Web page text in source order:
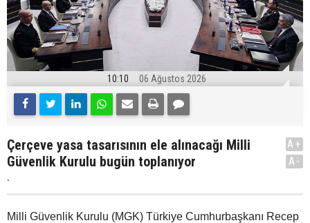
10:10 06 Ağustos 2026
Çerçeve yasa tasarısının ele alınacağı Milli
Güvenlik Kurulu bugün toplanıyor
.
A+
A-
Milli Güvenlik Kurulu (MGK) Türkiye Cumhurbaşkanı Recep